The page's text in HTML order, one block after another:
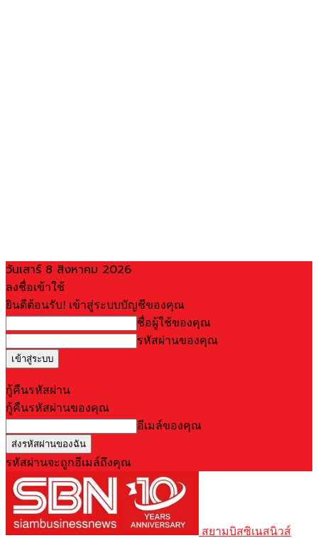
วันเสาร์ 8 สิงหาคม 2026
ลงชื่อเข้าใช้
ยินดีต้อนรับ! เข้าสู่ระบบบัญชีของคุณ
ชื่อผู้ใช้ของคุณ
รหัสผ่านของคุณ
กู้คืนรหัสผ่าน
กู้คืนรหัสผ่านของคุณ
อีเมล์ของคุณ
รหัสผ่านจะถูกอีเมล์ถึงคุณ
สยามบิสซิเนสนิวส์